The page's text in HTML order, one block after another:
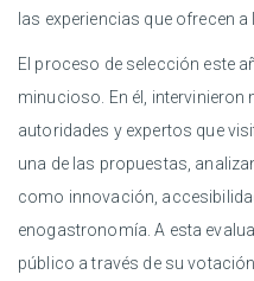
las experiencias que ofrecen a
El proceso de selección este
minucioso. En él,
autoridades y expertos que
una de las propuestas,
como innovación,
enogastronomía. A esta
público a través de su